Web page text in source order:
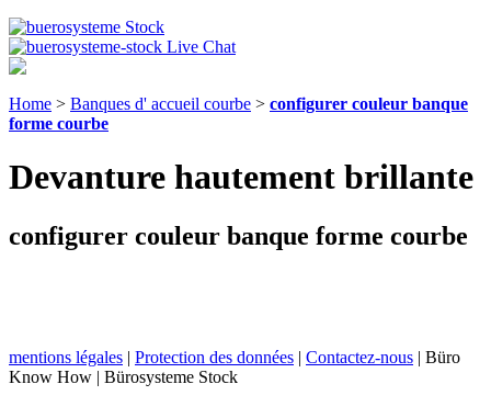
Home > Banques d' accueil courbe > configurer couleur banque
forme courbe
Devanture hautement brillante
configurer couleur banque forme courbe
mentions légales | Protection des données | Contactez-nous | Büro
Know How | Bürosysteme Stock